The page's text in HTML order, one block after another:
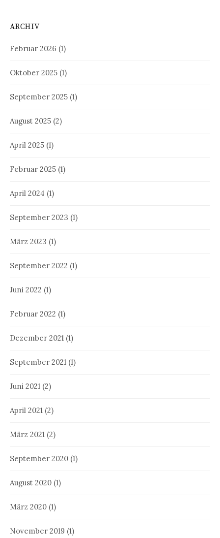
ARCHIV
Februar 2026 (1)
Oktober 2025 (1)
September 2025 (1)
August 2025 (2)
April 2025 (1)
Februar 2025 (1)
April 2024 (1)
September 2023 (1)
März 2023 (1)
September 2022 (1)
Juni 2022 (1)
Februar 2022 (1)
Dezember 2021 (1)
September 2021 (1)
Juni 2021 (2)
April 2021 (2)
März 2021 (2)
September 2020 (1)
August 2020 (1)
März 2020 (1)
November 2019 (1)